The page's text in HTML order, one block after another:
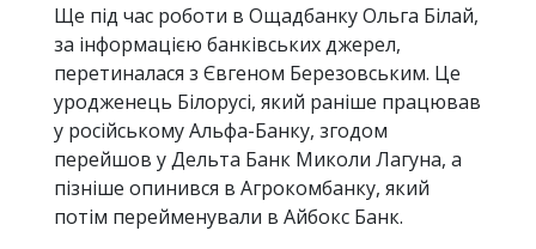
Ще під час роботи в Ощадбанку Ольга Білай,
за інформацією банківських джерел,
перетиналася з Євгеном Березовським. Це
уродженець Білорусі, який раніше працював
у російському Альфа-Банку, згодом
перейшов у Дельта Банк Миколи Лагуна, а
пізніше опинився в Агрокомбанку, який
потім перейменували в Айбокс Банк.